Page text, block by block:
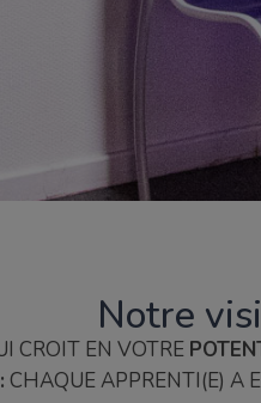
Notre
CROIT EN VOTRE
CHAQUE APPRENTI(E) A